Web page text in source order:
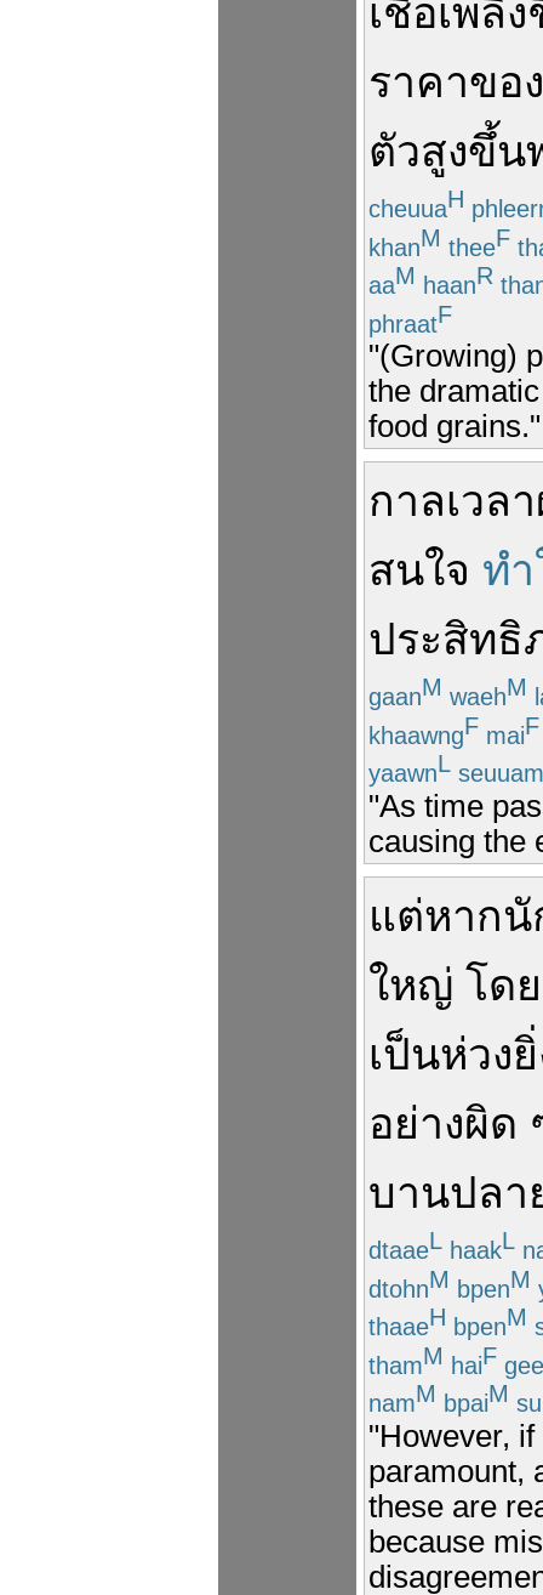
เชื้อเพลิ
ราคาของ
ตัวสูงขึ้น
cheuuaH
khanM theeF
aaM haanR
phraatF
"(Growing)
the
food grains."
กาลเวลา
สนใจ ท
ประสิทธิ
gaanM waehM
khaawngF maiF
yaawnL seuuam
"As time
causing the
แต่หากนั
ใหญ่ โดย
เป็นห่วง
อย่างผิด
บานปลา
dtaaeL haakL
dtohnM bpenM
thaaeH bpenM
thamM haiF
namM bpaiM
"However,
paramount,
these are
because